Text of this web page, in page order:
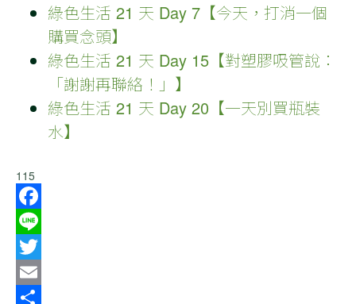
綠色生活 21 天 Day 7【今天，打消一個
購買念頭】
綠色生活 21 天 Day 15【對塑膠吸管說：
「謝謝再聯絡！」】
綠色生活 21 天 Day 20【一天別買瓶裝
水】
115
Facebook
Line
Twitter
Email